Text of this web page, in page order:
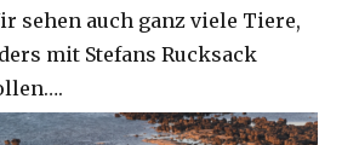
sehen auch ganz viele Tiere,
mit Stefans Rucksack